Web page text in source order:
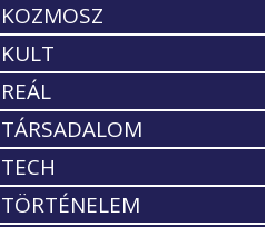
KOZMOSZ
KULT
REÁL
TÁRSADALOM
TECH
TÖRTÉNELEM